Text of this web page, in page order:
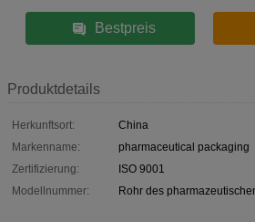
Bestpreis
Produktdetails
Herkunftsort:
China
Markenname:
pharmaceutical packaging
Zertifizierung:
ISO 9001
Modellnummer:
Rohr des